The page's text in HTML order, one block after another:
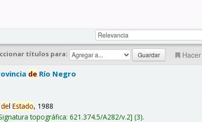
títulos para:
de Río Negro
delEstado, 1988
topográfica:621.374.5/A282/v.2 (3).